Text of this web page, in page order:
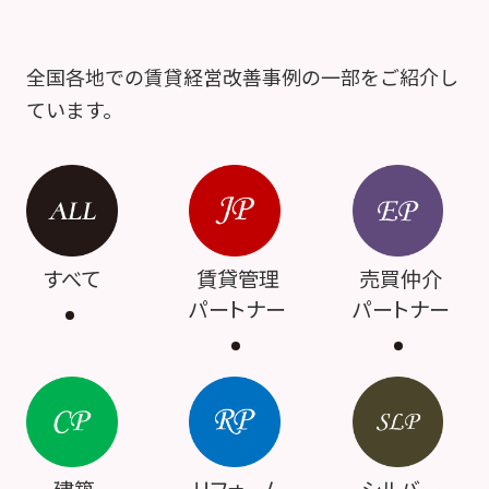
全国各地での賃貸経営改善事例の一部をご紹介し
ています。
すべて
賃貸管理
パートナー
売買仲介
パートナー